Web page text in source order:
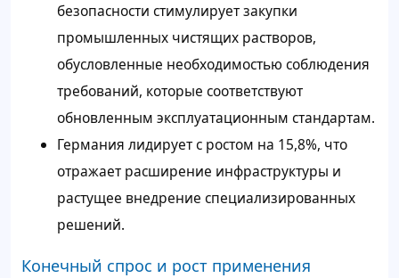
безопасности стимулирует закупки
промышленных чистящих растворов,
обусловленные необходимостью соблюдения
требований, которые соответствуют
обновленным эксплуатационным стандартам.
Германия лидирует с ростом на 15,8%, что
отражает расширение инфраструктуры и
растущее внедрение специализированных
решений.
Конечный спрос и рост применения